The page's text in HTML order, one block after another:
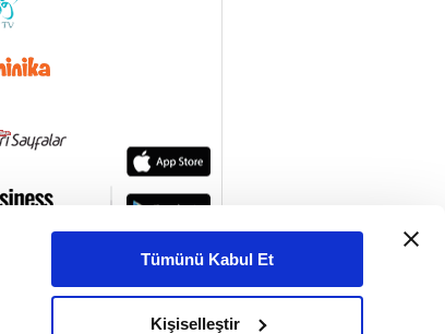
Tümünü Kabul Et
Kişiselleştir